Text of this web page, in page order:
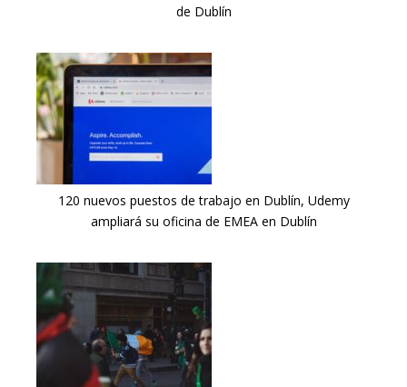
de Dublín
120 nuevos puestos de trabajo en Dublín, Udemy
ampliará su oficina de EMEA en Dublín